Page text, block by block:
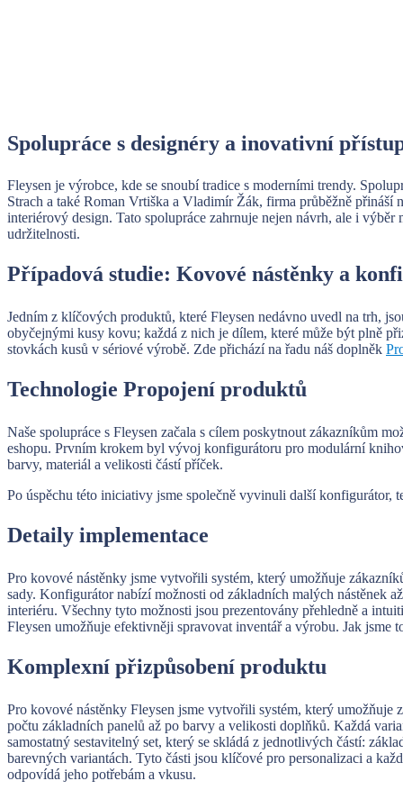
Spolupráce s designéry a inovativní
Fleysen je výrobce, kde se snoubí tradice s moderními trendy.
Strach a také Roman Vrtiška a Vladimír Žák, firma průběžně přináší
interiérový design. Tato spolupráce zahrnuje nejen návrh, ale i
udržitelnosti.
Případová studie: Kovové nástěnky a
Jedním z klíčových produktů, které Fleysen nedávno uvedl na trh,
obyčejnými kusy kovu; každá z nich je dílem, které může být plně
stovkách kusů v sériové výrobě. Zde přichází na řadu náš doplněk
Technologie Propojení produktů
Naše spolupráce s Fleysen začala s cílem poskytnout zákazníkům
eshopu. Prvním krokem byl vývoj konfigurátoru pro modulární
barvy, materiál a velikosti částí příček.
Po úspěchu této iniciativy jsme společně vyvinuli další konfigurátor,
Detaily implementace
Pro kovové nástěnky jsme vytvořili systém, který umožňuje
sady. Konfigurátor nabízí možnosti od základních malých nástěnek
interiéru. Všechny tyto možnosti jsou prezentovány přehledně a
Fleysen umožňuje efektivněji spravovat inventář a výrobu. Jak jsme
Komplexní přizpůsobení produktu
Pro kovové nástěnky Fleysen jsme vytvořili systém, který umožňuje
počtu základních panelů až po barvy a velikosti doplňků. Každá
samostatný sestavitelný set, který se skládá z jednotlivých částí:
barevných variantách. Tyto části jsou klíčové pro personalizaci a
odpovídá jeho potřebám a vkusu.